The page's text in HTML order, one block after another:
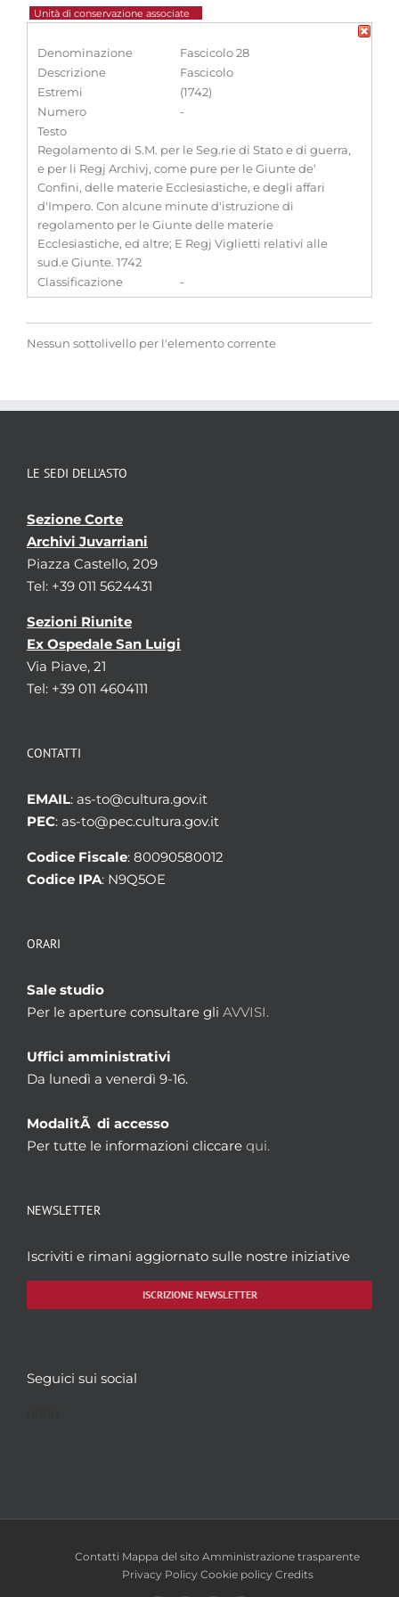
Unità di conservazione associate
Denominazione
Fascicolo 28
Descrizione
Fascicolo
Estremi
(1742)
Numero
-
Testo
Regolamento di S.M. per le Seg.rie di Stato e di guerra,
e per li Regj Archivj, come pure per le Giunte de'
Confini, delle materie Ecclesiastiche, e degli affari
d'Impero. Con alcune minute d'istruzione di
regolamento per le Giunte delle materie
Ecclesiastiche, ed altre; E Regj Viglietti relativi alle
sud.e Giunte. 1742
Classificazione
-
Nessun sottolivello per l'elemento corrente
LE SEDI DELL’ASTO
Sezione Corte
Archivi Juvarriani
Piazza Castello, 209
Tel: +39 011 5624431
Sezioni Riunite
Ex Ospedale San Luigi
Via Piave, 21
Tel: +39 011 4604111
CONTATTI
EMAIL: as-to@cultura.gov.it
PEC: as-to@pec.cultura.gov.it
Codice Fiscale: 80090580012
Codice IPA: N9Q5OE
ORARI
Sale studio
Per le aperture consultare gli AVVISI.
Uffici amministrativi
Da lunedì a venerdì 9-16.
ModalitÃ di accesso
Per tutte le informazioni cliccare qui.
NEWSLETTER
Iscriviti e rimani aggiornato sulle nostre iniziative
ISCRIZIONE NEWSLETTER
Seguici sui social
Contatti Mappa del sito Amministrazione trasparente
Privacy Policy Cookie policy Credits